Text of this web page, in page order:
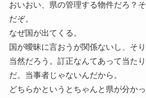
おいおい、県の管理する物件だろ？
だぞ。
なぜ国が出てくる。
国が曖昧に言おうが関係ないし、そ
当然だろう。訂正なんてあって当た
だ。当事者じゃないんだから。
どちらかというとちゃんと県が分か